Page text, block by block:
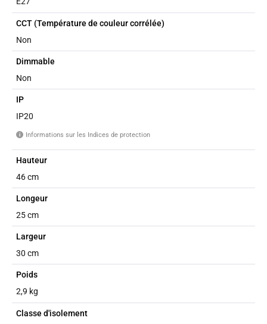
CCT (Température de couleur corrélée)
Non
Dimmable
Non
IP
IP20
i Informations sur les Indices de protection
Hauteur
46 cm
Longeur
25 cm
Largeur
30 cm
Poids
2,9 kg
Classe d'isolement